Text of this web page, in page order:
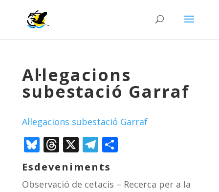
Al·legacions
subestació Garraf
Al·legacions subestació Garraf
Bluesky
Threads
X Telegram
Comparteix
Esdeveniments
Observació de cetacis – Recerca per a la